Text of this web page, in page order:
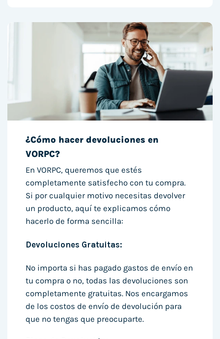
¿Cómo hacer devoluciones en
VORPC?
En VORPC, queremos que estés
completamente satisfecho con tu compra.
Si por cualquier motivo necesitas devolver
un producto, aquí te explicamos cómo
hacerlo de forma sencilla:
Devoluciones Gratuitas:
No importa si has pagado gastos de envío en
tu compra o no, todas las devoluciones son
completamente gratuitas. Nos encargamos
de los costos de envío de devolución para
que no tengas que preocuparte.